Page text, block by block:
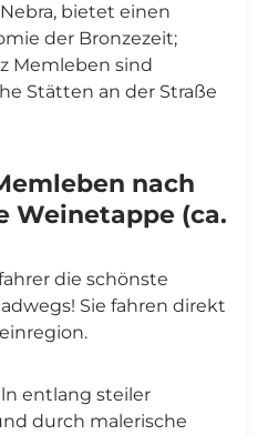
bietet einen
der Bronzezeit;
Memleben sind
Stätten an der Straße
nach
Weinetappe (ca.
die schönste
Sie fahren direkt
entlang steiler
durch malerische